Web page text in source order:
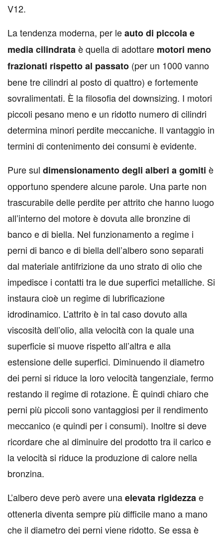
V12.
La tendenza moderna, per leauto di piccola e
media cilindrataè quella di adottare motori meno
frazionati rispetto al passato (per un 1000 vanno
bene tre cilindri al posto di quattro) e fortemente
sovralimentati. È la filosofia del downsizing. I motori
piccoli pesano meno e un ridotto numero di cilindri
determina minori perdite meccaniche. Il vantaggio in
termini di contenimento dei consumi è evidente.
Pure sul dimensionamento degli alberi a gomiti è
opportuno spendere alcune parole. Una parte non
trascurabile delle perdite per attrito che hanno luogo
all’interno del motore è dovuta alle bronzine di
banco e di biella. Nel funzionamento a regime i
perni di banco e di biella dell’albero sono separati
dal materiale antifrizione da uno strato di olio che
impedisce i contatti tra le due superfici metalliche. Si
instaura cioè un regime di lubrificazione
idrodinamico. L’attrito è in tal caso dovuto alla
viscosità dell’olio, alla velocità con la quale una
superficie si muove rispetto all’altra e alla
estensione delle superfici. Diminuendo il diametro
dei perni si riduce la loro velocità tangenziale, fermo
restando il regime di rotazione. È quindi chiaro che
perni più piccoli sono vantaggiosi per il rendimento
meccanico (e quindi per i consumi). Inoltre si deve
ricordare che al diminuire del prodotto tra il carico e
la velocità si riduce la produzione di calore nella
bronzina.
L’albero deve però avere unaelevata rigidezzae
ottenerla diventa sempre più difficile mano a mano
che il diametro dei perni viene ridotto. Se essa è